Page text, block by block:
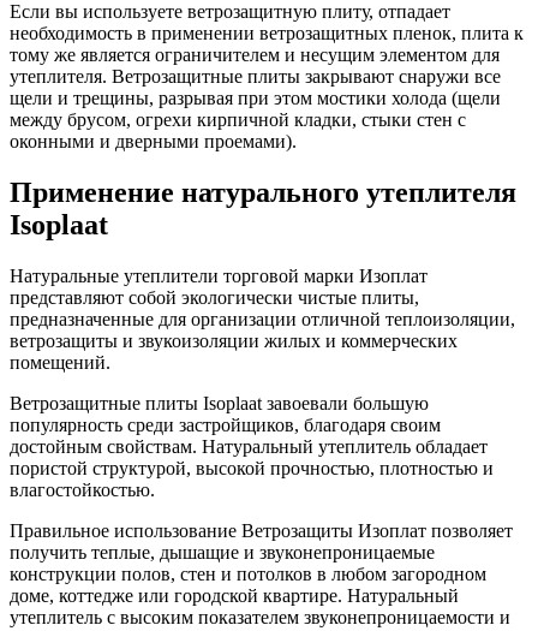
Если вы используете ветрозащитную плиту, отпадает
необходимость в применении ветрозащитных пленок, плита к
тому же является ограничителем и несущим элементом для
утеплителя. Ветрозащитные плиты закрывают снаружи все
щели и трещины, разрывая при этом мостики холода (щели
между брусом, огрехи кирпичной кладки, стыки стен с
оконными и дверными проемами).
Применение натурального утеплителя
Isoplaat
Натуральные утеплители торговой марки Изоплат
представляют собой экологически чистые плиты,
предназначенные для организации отличной теплоизоляции,
ветрозащиты и звукоизоляции жилых и коммерческих
помещений.
Ветрозащитные плиты Isoplaat завоевали большую
популярность среди застройщиков, благодаря своим
достойным свойствам. Натуральный утеплитель обладает
пористой структурой, высокой прочностью, плотностью и
влагостойкостью.
Правильное использование Ветрозащиты Изоплат позволяет
получить теплые, дышащие и звуконепроницаемые
конструкции полов, стен и потолков в любом загородном
доме, коттедже или городской квартире. Натуральный
утеплитель с высоким показателем звуконепроницаемости и